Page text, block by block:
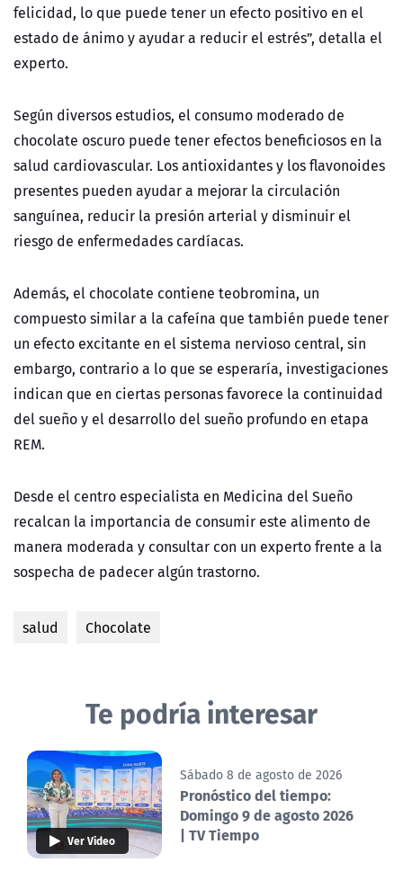
felicidad, lo que puede tener un efecto positivo en el
estado de ánimo y ayudar a reducir el estrés”, detalla el
experto.
Según diversos estudios, el consumo moderado de
chocolate oscuro puede tener efectos beneficiosos en la
salud cardiovascular. Los antioxidantes y los flavonoides
presentes pueden ayudar a mejorar la circulación
sanguínea, reducir la presión arterial y disminuir el
riesgo de enfermedades cardíacas.
Además, el chocolate contiene teobromina, un
compuesto similar a la cafeína que también puede tener
un efecto excitante en el sistema nervioso central, sin
embargo, contrario a lo que se esperaría, investigaciones
indican que en ciertas personas favorece la continuidad
del sueño y el desarrollo del sueño profundo en etapa
REM.
Desde el centro especialista en Medicina del Sueño
recalcan la importancia de consumir este alimento de
manera moderada y consultar con un experto frente a la
sospecha de padecer algún trastorno.
salud Chocolate
Te podría interesar
Ver Video
Sábado 8 de agosto de 2026
Pronóstico del tiempo:
Domingo 9 de agosto 2026
| TV Tiempo